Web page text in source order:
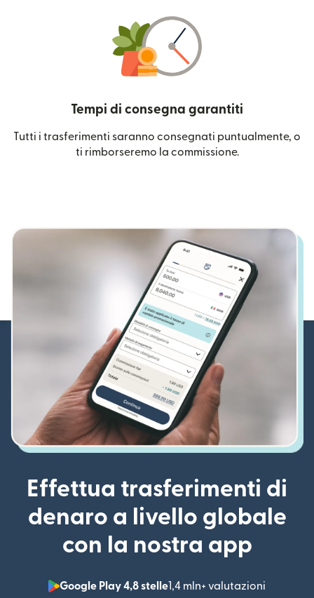
Tempi di consegna garantiti
Tutti i trasferimenti saranno consegnati puntualmente, o
ti rimborseremo la commissione.
Effettua trasferimenti di
denaro a livello globale
con la nostra app
Google Play 4,8 stelle1,4 mln+ valutazioni